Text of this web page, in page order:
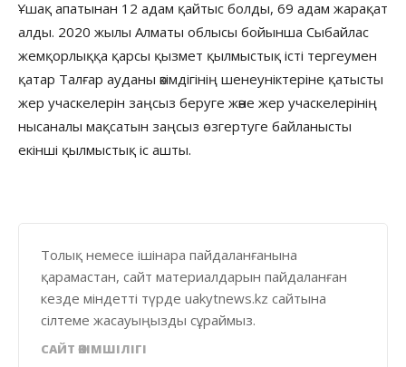
Ұшақ апатынан 12 адам қайтыс болды, 69 адам жарақат
алды. 2020 жылы Алматы облысы бойынша Сыбайлас
жемқорлыққа қарсы қызмет қылмыстық істі тергеумен
қатар Талғар ауданы әкімдігінің шенеуніктеріне қатысты
жер учаскелерін заңсыз беруге және жер учаскелерінің
нысаналы мақсатын заңсыз өзгертуге байланысты
екінші қылмыстық іс ашты.
Толық немесе ішінара пайдаланғанына
қарамастан, сайт материалдарын пайдаланған
кезде міндетті түрде uakytnews.kz сайтына
сілтеме жасауыңызды сұраймыз.
САЙТ ӘКІМШІЛІГІ